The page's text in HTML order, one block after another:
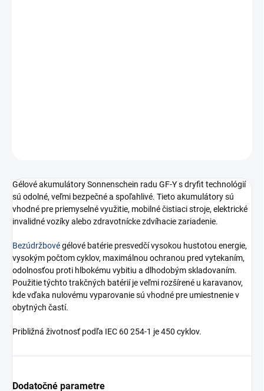
Gélové akumulátory Sonnenschein radu GF-Y s dryfit technológií
sú odolné, veľmi bezpečné a spoľahlivé. Tieto akumulátory sú
vhodné pre priemyselné využitie, mobilné čistiaci stroje, elektrické
invalidné vozíky alebo zdravotnícke zdvíhacie zariadenie.
Bezúdržbovégélové batérie presvedčí vysokou hustotou energie,
vysokým počtom cyklov, maximálnou ochranou pred vytekaním,
odolnosťou proti hlbokému vybitiu a dlhodobým skladovaním.
Použitie týchto trakčných batérií je veľmi rozšírené u karavanov,
kde vďaka nulovému vyparovanie sú vhodné pre umiestnenie v
obytných častí.
Približná životnosť podľa IEC 60 254-1 je 450 cyklov.
Dodatočné parametre